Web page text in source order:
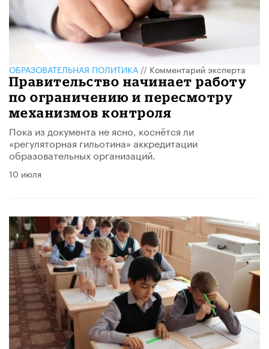
ОБРАЗОВАТЕЛЬНАЯ ПОЛИТИКА // Комментарий эксперта
Правительство начинает работу
по ограничению и пересмотру
механизмов контроля
Пока из документа не ясно, коснётся ли
«регуляторная гильотина» аккредитации
образовательных организаций.
10 июля